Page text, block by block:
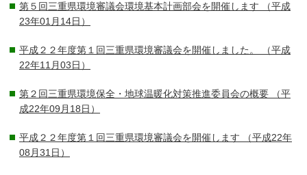
第５回三重県環境審議会環境基本計画部会を開催します （平成
23年01月14日）
平成２２年度第１回三重県環境審議会を開催しました。
（平成
22年11月03日）
第２回三重県環境保全・地球温暖化対策推進委員会の概要 （平
成22年09月18日）
平成２２年度第１回三重県環境審議会を開催します （平成22年
08月31日）